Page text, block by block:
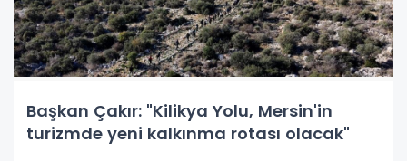
Başkan Çakır: "Kilikya Yolu, Mersin'in
turizmde yeni kalkınma rotası olacak"